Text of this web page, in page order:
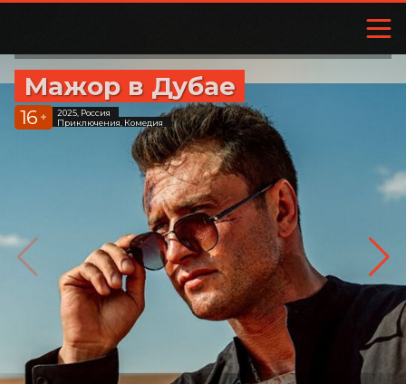
Мажор в Дубае
16 +
2025, Россия
Приключения, Комедия